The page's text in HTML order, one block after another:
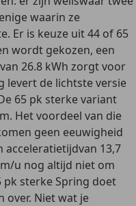
waarin ze
Er is keuze uit 44 of 65
wordt gekozen, een
26.8 kWh zorgt voor
levert de lichtste versie
65 pk sterke variant
Het voordeel van die
geen eeuwigheid
acceleratietijdvan 13,7
u nog altijd niet om
pk sterke Spring doet
over. Niet wat je